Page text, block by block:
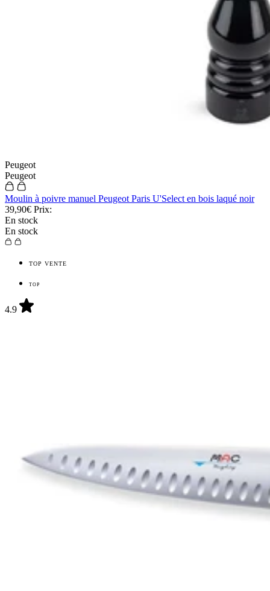
Peugeot
Peugeot
Moulin à poivre manuel Peugeot Paris U'Select en bois laqué noir
39,90€ Prix:
En stock
En stock
TOP VENTE
TOP
4.9